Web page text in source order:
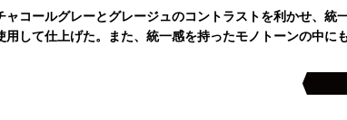
ャコールグレーとグレージュのコントラストを利かせ、
用して仕上げた。また、統一感を持ったモノトーンの中に